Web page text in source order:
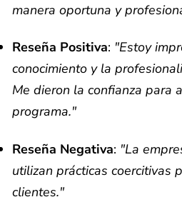
manera oportuna y
Reseña Positiva: "Estoy
conocimiento y la
Me dieron la confianza para
programa."
Reseña Negativa: "La
utilizan prácticas coercitivas
clientes."